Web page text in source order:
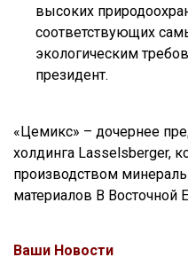
высоких
соответствующих
экологическим
президент.
«Цемикс» – дочернее
холдинга Lasselsberger,
производством
материалов В Восточной
Ваши Новости